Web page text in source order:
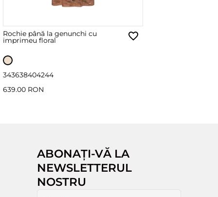
Rochie până la genunchi cu
imprimeu floral
343638404244
639.00 RON
ABONAȚI-VĂ LA
NEWSLETTERUL
NOSTRU